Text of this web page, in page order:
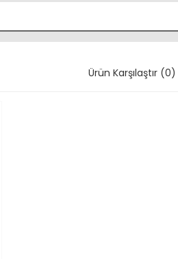
Ürün Karşılaştır (0)